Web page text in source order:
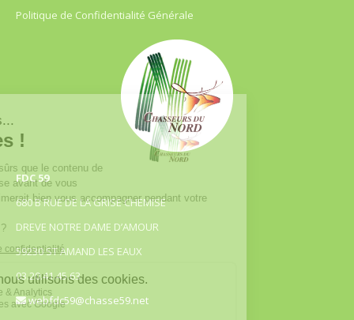
Politique de Confidentialité Générale
FDC 59
680 B RUE DE LA GRISE CHEMISE
DREVE NOTRE DAME D’AMOUR
59230 ST AMAND LES EAUX
03.20.41.45.63
webfdc59@chasse59.net